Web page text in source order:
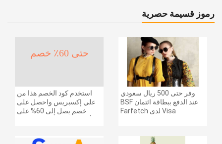
رموز قسيمة حصرية
حتى 60٪ خصم
استخدم كود الخصم هذا من
علي إكسبريس واحصل على
خصم يصل إلى 60% على
بقيمة 155 دولارًا أمريكيًا على
وفر حتى 500 ريال سعودي
عند الدفع ببطاقة ائتمان BSF
Visa لدى Farfetch